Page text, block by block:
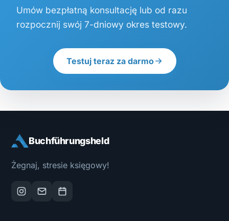
Umów bezpłatną konsultację lub od razu
rozpocznij swój 7-dniowy okres testowy.
Testuj teraz za darmo
Buchführungsheld
Żegnaj, stresie księgowy!